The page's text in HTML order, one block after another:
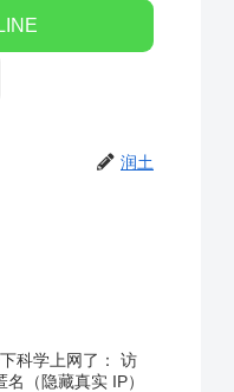
LINE
润土
科学上网了： 访
（隐藏真实 IP）